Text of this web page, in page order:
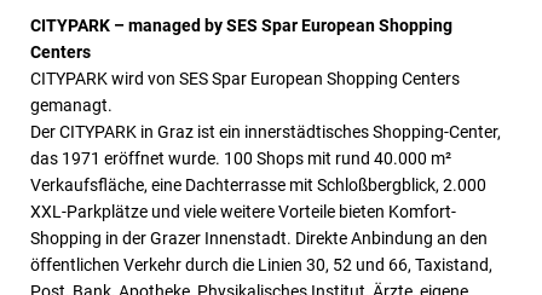
CITYPARK – managed by SES Spar European Shopping
Centers
CITYPARK wird von SES Spar European Shopping Centers
gemanagt.
Der CITYPARK in Graz ist ein innerstädtisches Shopping-Center,
das 1971 eröffnet wurde. 100 Shops mit rund 40.000 m²
Verkaufsfläche, eine Dachterrasse mit Schloßbergblick, 2.000
XXL-Parkplätze und viele weitere Vorteile bieten Komfort-
Shopping in der Grazer Innenstadt. Direkte Anbindung an den
öffentlichen Verkehr durch die Linien 30, 52 und 66, Taxistand,